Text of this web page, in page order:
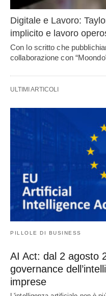
Digitale e Lavoro:
implicito e lavoro
Con lo scritto che
collaborazione con
ULTIMI ARTICOLI
PILLOLE DI BUSINESS
AI Act: dal 2 agosto
governance
imprese